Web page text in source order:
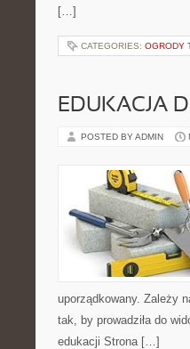
[…]
CATEGORIES: OGRODY
EDUKACJA
POSTED BY ADMIN
uporządkowany. Zależy
tak, by prowadziła do
edukacji Strona […]